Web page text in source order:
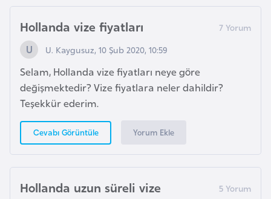
Hollanda vize fiyatları
U. Kaygusuz, 10 Şub 2020, 10:59
Selam, Hollanda vize fiyatları neye göre
değişmektedir? Vize fiyatlara neler dahildir?
Teşekkür ederim.
Cevabı Görüntüle Yorum Ekle
Hollanda uzun süreli vize
i
y
e
t
i
C
e
z
y